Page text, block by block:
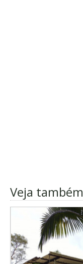
Veja também